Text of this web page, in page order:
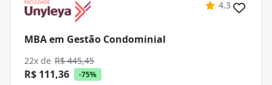
4.3
MBA em Gestão Condominial
22x de R$ 445,45
R$ 111,36 -75%